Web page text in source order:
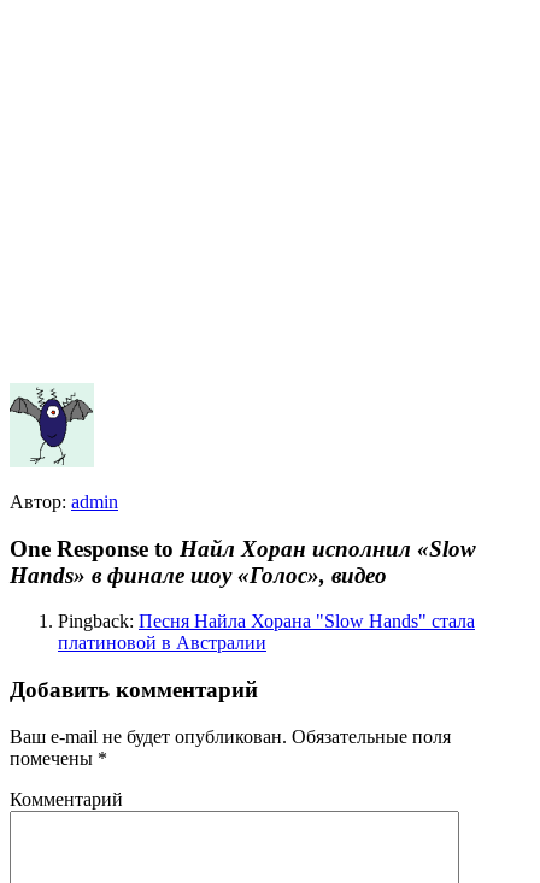
Автор: admin
One Response to Найл Хоран исполнил «Slow
Hands» в финале шоу «Голос», видео
Pingback: Песня Найла Хорана "Slow Hands" стала
платиновой в Австралии
Добавить комментарий
Ваш e-mail не будет опубликован. Обязательные поля
помечены *
Комментарий